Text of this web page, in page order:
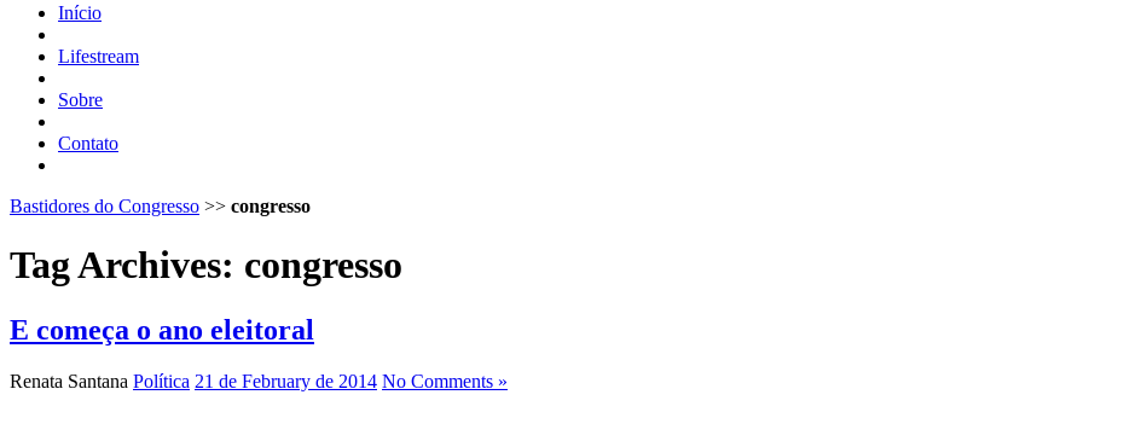
Início
Lifestream
Sobre
Contato
Bastidores do Congresso >> congresso
Tag Archives: congresso
E começa o ano eleitoral
Renata Santana Política 21 de February de 2014 No Comments »